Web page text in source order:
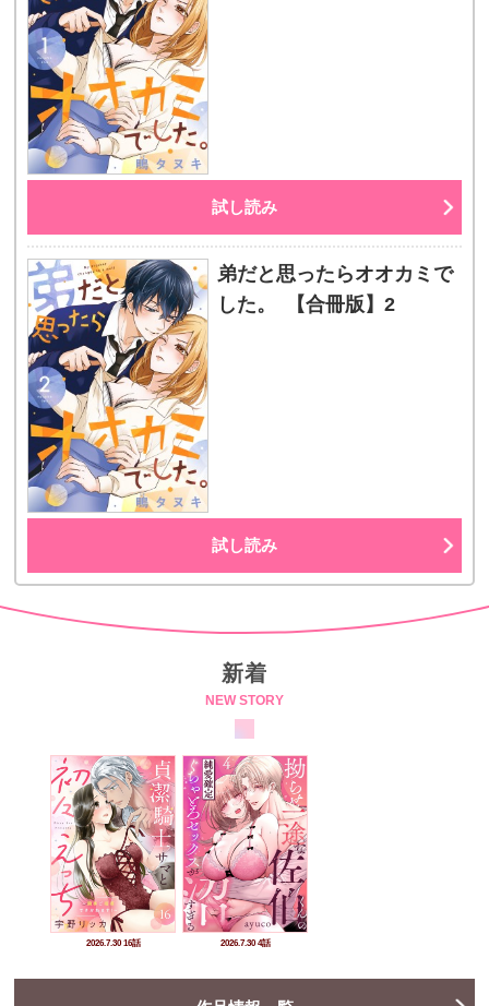
試し読み
弟だと思ったらオオカミで
した。 【合冊版】2
試し読み
新着
NEW STORY
2026.7.30 16話 2026.7.30 4話